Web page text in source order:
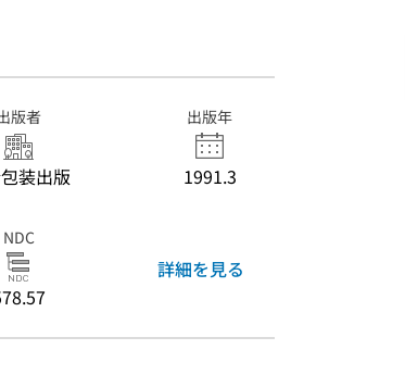
版者
装出版
出版年
1991.3
NDC
詳細を見る